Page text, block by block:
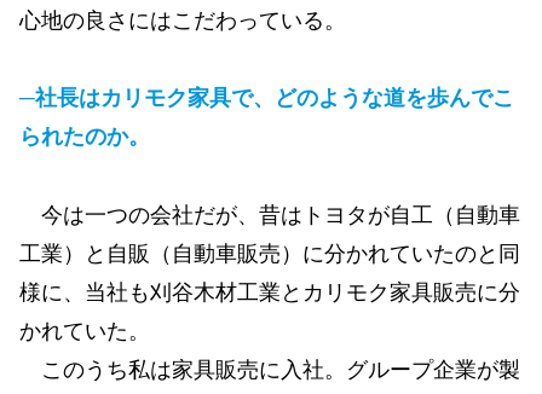
心地の良さにはこだわっている。
─社長はカリモク家具で、どのような道を歩んでこ
られたのか。
今は一つの会社だが、昔はトヨタが自工（自動車
工業）と自販（自動車販売）に分かれていたのと同
様に、当社も刈谷木材工業とカリモク家具販売に分
かれていた。
このうち私は家具販売に入社。グループ企業が製